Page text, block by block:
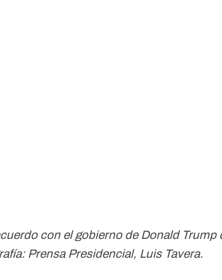
con el gobierno de Donald
Prensa Presidencial, Luis Tavera.